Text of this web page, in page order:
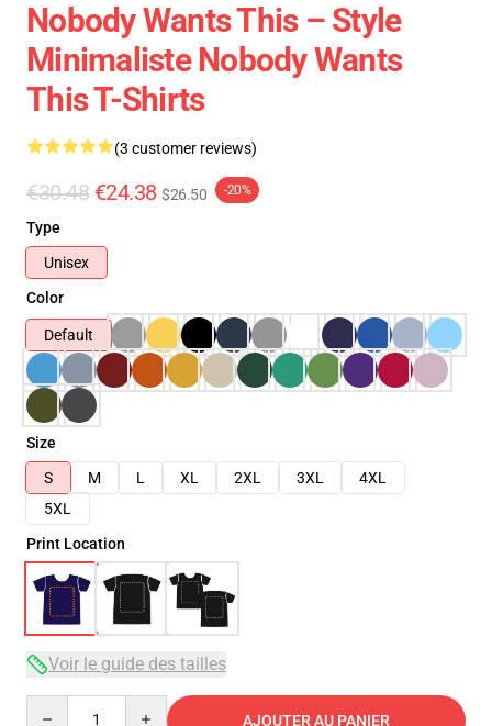
Nobody Wants This – Style
Minimaliste Nobody Wants
This T-Shirts
(3 customer reviews)
€30.48 €24.38 $26.50 -20%
Type
Unisex
Color
Default
Size
S
M L XL 2XL 3XL
4XL
5XL
Print Location
Voir le guide des tailles
AJOUTER AU PANIER